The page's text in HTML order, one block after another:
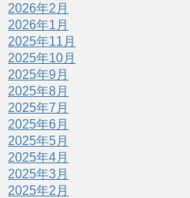
2026年2月
2026年1月
2025年11月
2025年10月
2025年9月
2025年8月
2025年7月
2025年6月
2025年5月
2025年4月
2025年3月
2025年2月